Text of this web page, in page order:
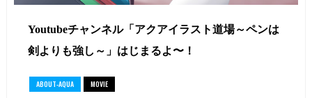
Youtubeチャンネル「アクアイラスト道場～ペンは
剣よりも強し～」はじまるよ〜！
ABOUT-AQUA MOVIE